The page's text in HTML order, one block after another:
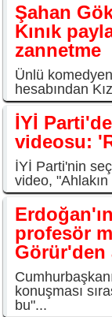
Şahan
Kınık
zannetme
Ünlü
hesabından
İYİ
videosu:
İYİ Parti'nin
video,
profesör
Görür'den
konuşması
bu"...